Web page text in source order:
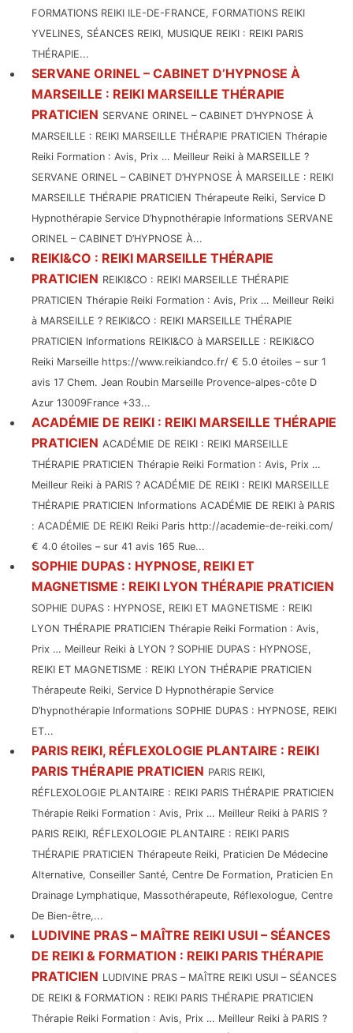
FORMATIONS REIKI ILE-DE-FRANCE, FORMATIONS REIKI
YVELINES, SÉANCES REIKI, MUSIQUE REIKI : REIKI PARIS
THÉRAPIE...
SERVANE ORINEL – CABINET D’HYPNOSE À
MARSEILLE : REIKI MARSEILLE THÉRAPIE
PRATICIEN SERVANE ORINEL – CABINET D’HYPNOSE À
MARSEILLE : REIKI MARSEILLE THÉRAPIE PRATICIEN Thérapie
Reiki Formation : Avis, Prix … Meilleur Reiki à MARSEILLE ?
SERVANE ORINEL – CABINET D’HYPNOSE À MARSEILLE : REIKI
MARSEILLE THÉRAPIE PRATICIEN Thérapeute Reiki, Service D
Hypnothérapie Service D’hypnothérapie Informations SERVANE
ORINEL – CABINET D’HYPNOSE À...
REIKI&CO : REIKI MARSEILLE THÉRAPIE
PRATICIEN REIKI&CO : REIKI MARSEILLE THÉRAPIE
PRATICIEN Thérapie Reiki Formation : Avis, Prix … Meilleur Reiki
à MARSEILLE ? REIKI&CO : REIKI MARSEILLE THÉRAPIE
PRATICIEN Informations REIKI&CO à MARSEILLE : REIKI&CO
Reiki Marseille https://www.reikiandco.fr/ € 5.0 étoiles – sur 1
avis 17 Chem. Jean Roubin Marseille Provence-alpes-côte D
Azur 13009France +33...
ACADÉMIE DE REIKI : REIKI MARSEILLE THÉRAPIE
PRATICIEN ACADÉMIE DE REIKI : REIKI MARSEILLE
THÉRAPIE PRATICIEN Thérapie Reiki Formation : Avis, Prix …
Meilleur Reiki à PARIS ? ACADÉMIE DE REIKI : REIKI MARSEILLE
THÉRAPIE PRATICIEN Informations ACADÉMIE DE REIKI à PARIS
: ACADÉMIE DE REIKI Reiki Paris http://academie-de-reiki.com/
€ 4.0 étoiles – sur 41 avis 165 Rue...
SOPHIE DUPAS : HYPNOSE, REIKI ET
MAGNETISME : REIKI LYON THÉRAPIE PRATICIEN
SOPHIE DUPAS : HYPNOSE, REIKI ET MAGNETISME : REIKI
LYON THÉRAPIE PRATICIEN Thérapie Reiki Formation : Avis,
Prix … Meilleur Reiki à LYON ? SOPHIE DUPAS : HYPNOSE,
REIKI ET MAGNETISME : REIKI LYON THÉRAPIE PRATICIEN
Thérapeute Reiki, Service D Hypnothérapie Service
D’hypnothérapie Informations SOPHIE DUPAS : HYPNOSE, REIKI
ET...
PARIS REIKI, RÉFLEXOLOGIE PLANTAIRE : REIKI
PARIS THÉRAPIE PRATICIEN PARIS REIKI,
RÉFLEXOLOGIE PLANTAIRE : REIKI PARIS THÉRAPIE PRATICIEN
Thérapie Reiki Formation : Avis, Prix … Meilleur Reiki à PARIS ?
PARIS REIKI, RÉFLEXOLOGIE PLANTAIRE : REIKI PARIS
THÉRAPIE PRATICIEN Thérapeute Reiki, Praticien De Médecine
Alternative, Conseiller Santé, Centre De Formation, Praticien En
Drainage Lymphatique, Massothérapeute, Réflexologue, Centre
De Bien-être,...
LUDIVINE PRAS – MAÎTRE REIKI USUI – SÉANCES
DE REIKI & FORMATION : REIKI PARIS THÉRAPIE
PRATICIEN LUDIVINE PRAS – MAÎTRE REIKI USUI – SÉANCES
DE REIKI & FORMATION : REIKI PARIS THÉRAPIE PRATICIEN
Thérapie Reiki Formation : Avis, Prix … Meilleur Reiki à PARIS ?